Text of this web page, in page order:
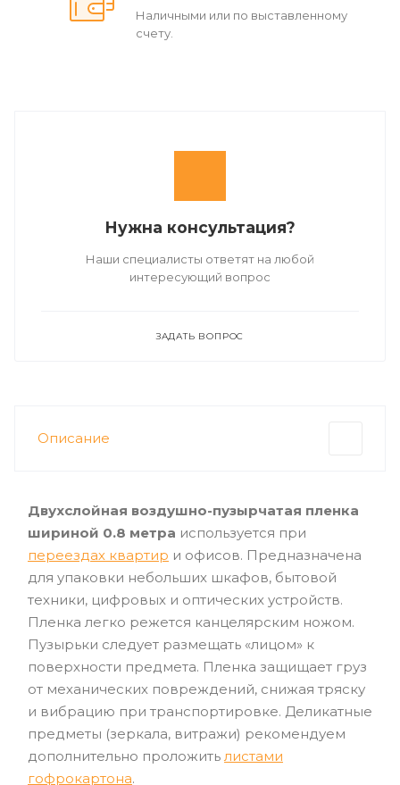
Наличными или по выставленному
счету.
Нужна консультация?
Наши специалисты ответят на любой
интересующий вопрос
ЗАДАТЬ ВОПРОС
Описание
Двухслойная воздушно-пузырчатая пленка
шириной 0.8 метра используется при
переездах квартир и офисов. Предназначена
для упаковки небольших шкафов, бытовой
техники, цифровых и оптических устройств.
Пленка легко режется канцелярским ножом.
Пузырьки следует размещать «лицом» к
поверхности предмета. Пленка защищает груз
от механических повреждений, снижая тряску
и вибрацию при транспортировке. Деликатные
предметы (зеркала, витражи) рекомендуем
дополнительно проложить листами
гофрокартона.